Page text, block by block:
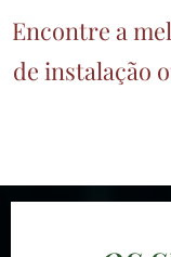
Encontre a
de instalação